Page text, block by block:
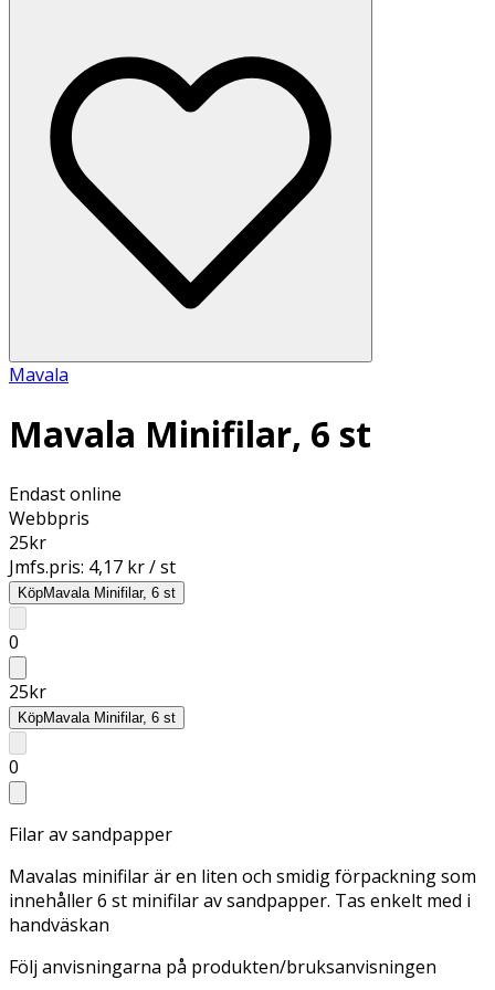
Mavala
Mavala Minifilar, 6 st
Endast online
Webbpris
25kr
Jmfs.pris: 4,17 kr / st
KöpMavala Minifilar, 6 st
0
25kr
KöpMavala Minifilar, 6 st
0
Filar av sandpapper
Mavalas minifilar är en liten och smidig förpackning som
innehåller 6 st minifilar av sandpapper. Tas enkelt med i
handväskan
Följ anvisningarna på produkten/bruksanvisningen